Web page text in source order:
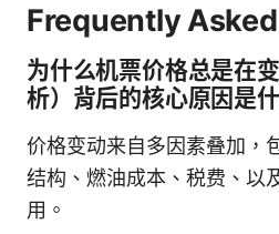
Frequently
为什么机票价格总是在
析）背后的核心原因是
价格变动来自多因素叠加，
结构、燃油成本、税费、以
用。